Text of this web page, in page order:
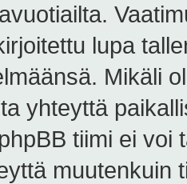
lupa
Mikäli
yhteyttä
tiimi ei
muutenkuin